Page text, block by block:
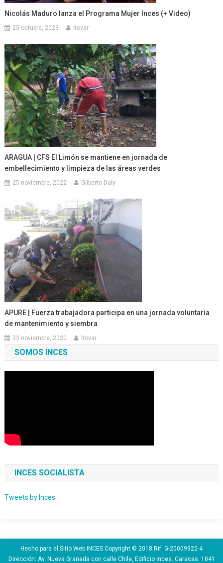
Nicolás Maduro lanza el Programa Mujer Inces (+ Video)
25 octubre, 2023 ltovar
ARAGUA | CFS El Limón se mantiene en jornada de
embellecimiento y limpieza de las áreas verdes
25 noviembre, 2022 Gilberto Daly
APURE | Fuerza trabajadora participa en una jornada voluntaria
de mantenimiento y siembra
23 noviembre, 2020 ltovar
SOMOS INCES
INCES SOCIALISTA
Tweets by Inces
Hecho para el Sitio Web INCES Copyright © 2018 Rif: G-20009922-4
Dirección: Av. Nueva Granada con calle Chile, Edificio Inces. Caracas. 1041